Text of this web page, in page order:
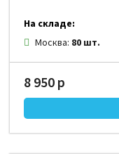
На складе:
Москва: 80 шт.
8 950 р